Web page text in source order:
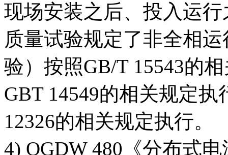
现场安装之后、投入运
质量试验规定了非全相
验）按照GB/T 15543的
GBT 14549的相关规定
12326的相关规定执行。
4) QGDW 480《分布式